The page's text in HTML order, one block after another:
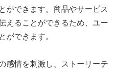
ができます。商品やサービス
えることができるため、ユー
ができます。
感情を刺激し、ストーリーテ